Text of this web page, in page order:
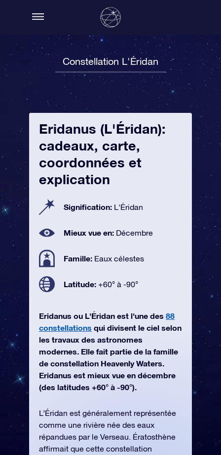
Constellation L'Éridan
Eridanus (L'Éridan):
cadeaux, carte,
coordonnées et
explication
Signification: L'Éridan
Mieux vue en: Décembre
Famille: Eaux célestes
Latitude: +60° à -90°
Eridanus ou L'Éridan est l'une des 88
constellations qui divisent le ciel selon
les travaux des astronomes
modernes. Elle fait partie de la famille
de constellation Heavenly Waters.
Eridanus est mieux vue en décembre
(des latitudes +60° à -90°).
L’Éridan est généralement représentée
comme une rivière née des eaux
répandues par le Verseau. Ératosthène
affirmait que cette constellation